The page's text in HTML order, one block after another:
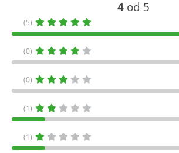
4 od 5
(5)
(0)
(0)
(1)
(1)